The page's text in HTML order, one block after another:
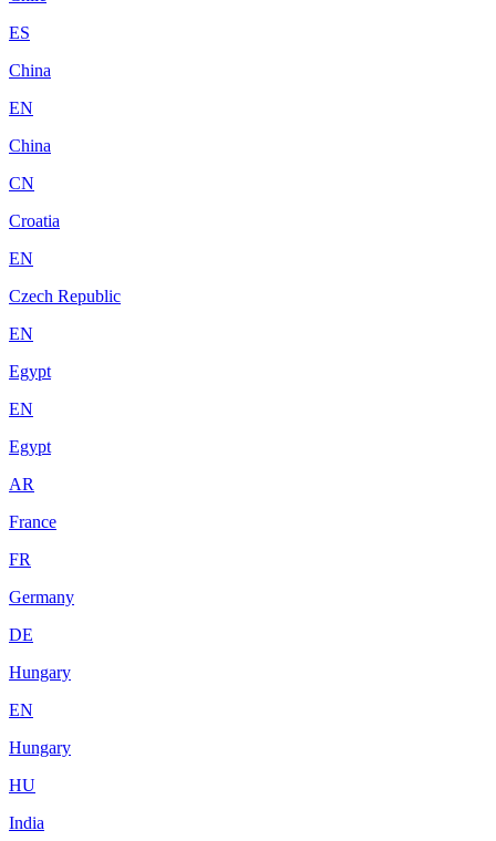
ES
China
EN
China
CN
Croatia
EN
Czech Republic
EN
Egypt
EN
Egypt
AR
France
FR
Germany
DE
Hungary
EN
Hungary
HU
India